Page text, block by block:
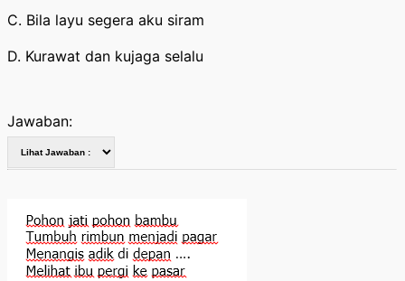
C. Bila layu segera aku siram
D. Kurawat dan kujaga selalu
Jawaban: